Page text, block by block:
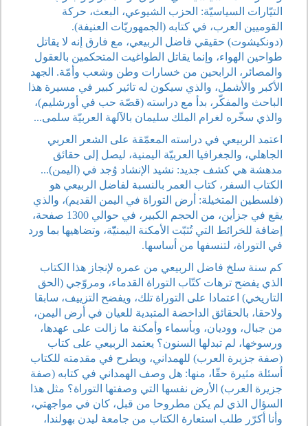
التيّارات السياسيّة: الحزب الشيوعي، البعث، حركة
القوميين العرب، في كتابه (الجمهوريّات العنيفة).
(دونكيشوت) حقيقي فاضل الربيعي، مع فارق إنه لا يقاتل
طواحين الهواء، وإنما يقاتل الطواغيت المتحكمين بالعقول
والمصائر، الرابحين من خسارات وطن وشعب وأمّة. الجهد
الأكبر والأشمل، والذي سيكون له تاثير كبير في مسيرة هذا
الباحث والمفكّر، بدأ مع دراسته (قصّة حب في أورشليم)،
والذي سخّره لغرام الملك سليمان بالآلهة العربيّة سلمى...
اعتمد الربيعي في دراسته المعمّقة على الشعر العربي
الجاهلي، والجغرافيا العربيّة اليمنية، ليصل إلى حقائق
مدهشة هي كشف جديد: نشيد الإنشاد وُجد في (اليمن)...
الكتاب السفر، كتاب العمر بالنسبة لفاضل الربيعي هو
(فلسطين المتخيلة: أرض التوراة في اليمن القديم)، والذي
يقع في جزأين، من الحجم الكبير، في حوالي 1300 صفحة،
إضافة للخرائط التي تُثبّت الأمكنة اليمنيّّة، وتضاهيها بما ورد
في التوراة، لتنسفها من أساسها.
كم سنة سلخ فاضل الربيعي من عمره لإنجاز هذا الكتاب
الذي يفضح ترهات كتّاب التوراة القدماء، ومروّجي (الحق
التاريخي) اعتمادا على التوراة تلك، ويفضح التزييف، سابقا
ولاحقا، بالحقائق الداحضة المتبدية للعيان في أرض اليمن،
من جبال، ووديان، وبأسماء وأمكنة ما زالت على عهدها،
ورسوخها، لم تبدلها السنون؟ يعتمد الربيعي على كتاب
(صفة جزيرة العرب) للهمداني، ويطرح في مقدمته للكتاب
أسئلة مثيرة حقّا، منها: هل وصف الهمداني في كتابه (صفة
جزيرة العرب) الأرض نفسها التي وصفتها التوراة؟ مثل هذا
السؤال الذي لم يكن مطروحا من قبل، كان في مواجهتي،
وأنا أكرّر طلب استعارة الكتاب من جامعة ليدن بهولندا،